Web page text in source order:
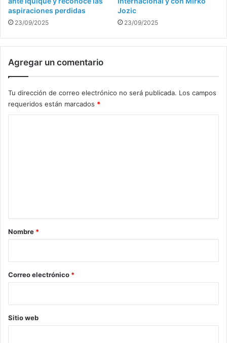
aspiraciones perdidas
23/09/2025
Jozic
23/09/2025
Agregar un comentario
Tu dirección de correo electrónico no será publicada. Los campos
requeridos están marcados *
r
*
Nombre *
Correo electrónico *
Sitio web